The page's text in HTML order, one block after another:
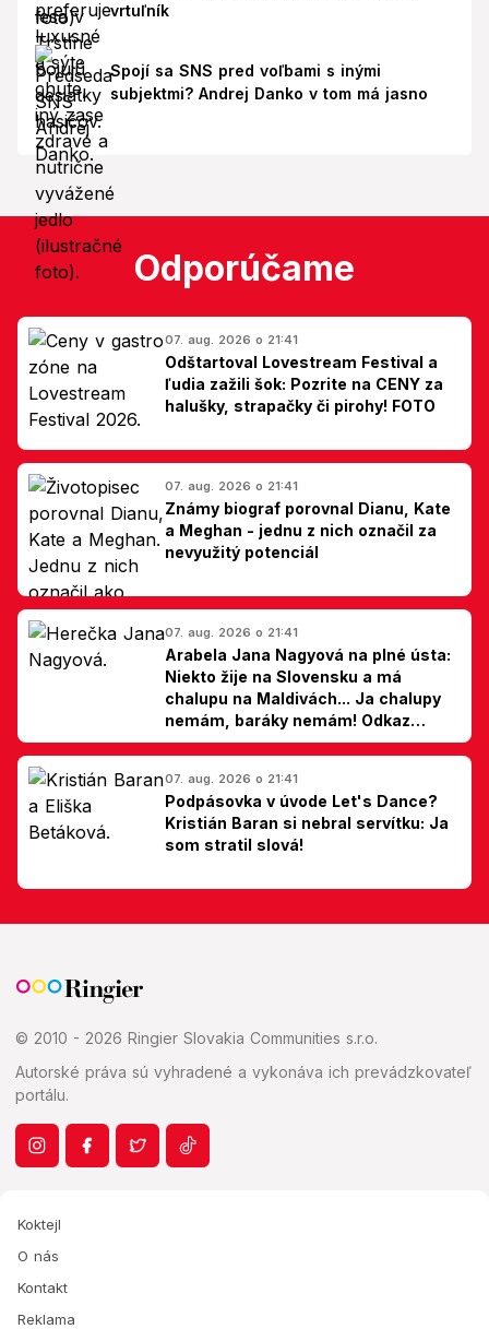
vrtuľník
Spojí sa SNS pred voľbami s inými
subjektmi? Andrej Danko v tom má jasno
Odporúčame
07. aug. 2026 o 21:41
Odštartoval Lovestream Festival a
ľudia zažili šok: Pozrite na CENY za
halušky, strapačky či pirohy! FOTO
07. aug. 2026 o 21:41
Známy biograf porovnal Dianu, Kate
a Meghan - jednu z nich označil za
nevyužitý potenciál
07. aug. 2026 o 21:41
Arabela Jana Nagyová na plné ústa:
Niekto žije na Slovensku a má
chalupu na Maldivách... Ja chalupy
nemám, baráky nemám! Odkaz
Slovákom
07. aug. 2026 o 21:41
Podpásovka v úvode Let's Dance?
Kristián Baran si nebral servítku: Ja
som stratil slová!
© 2010 - 2026 Ringier Slovakia Communities s.r.o.
Autorské práva sú vyhradené a vykonáva ich prevádzkovateľ
portálu.
Koktejl
O nás
Kontakt
Reklama